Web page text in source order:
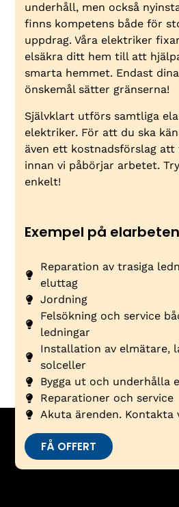
underhåll, men också
finns kompetens både för
uppdrag. Våra elektriker
elsäkra ditt hem till att
smarta hemmet. Endast
önskemål sätter gränserna!
Självklart utförs samtliga
elektriker. För att du ska
även ett kostnadsförslag
innan vi påbörjar arbetet.
enkelt!
Exempel på
Reparation av trasiga
eluttag
Jordning
Felsökning och service
ledningar
Installation av elmätare,
solceller
Bygga ut och underhålla
Reparationer och service
Akuta ärenden. Kontakta
FÅ OFFERT